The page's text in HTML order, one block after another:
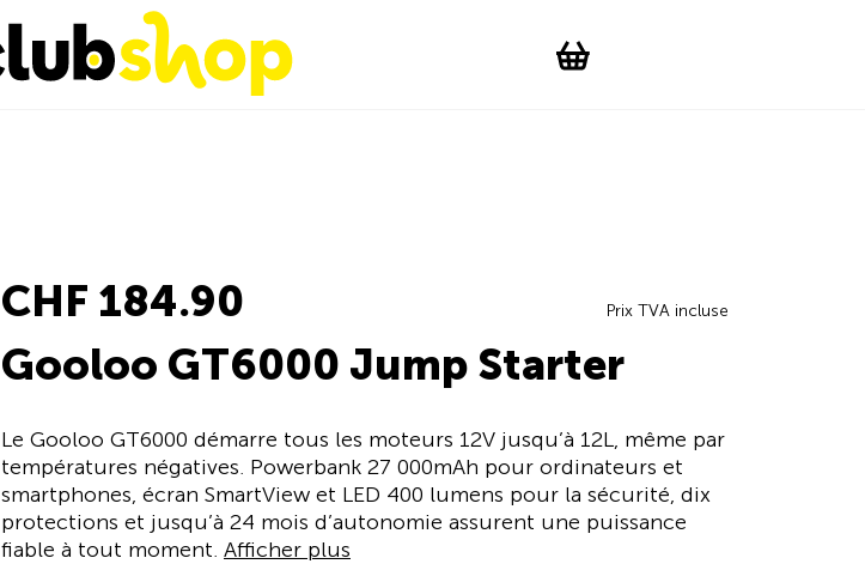
WishList
CHF 184.90 Prix TVA incluse
Gooloo GT6000 Jump Starter
Le Gooloo GT6000 démarre tous les moteurs 12V jusqu’à 12L, même par
températures négatives. Powerbank 27 000mAh pour ordinateurs et
smartphones, écran SmartView et LED 400 lumens pour la sécurité, dix
protections et jusqu’à 24 mois d’autonomie assurent une puissance
fiable à tout moment. Afficher plus